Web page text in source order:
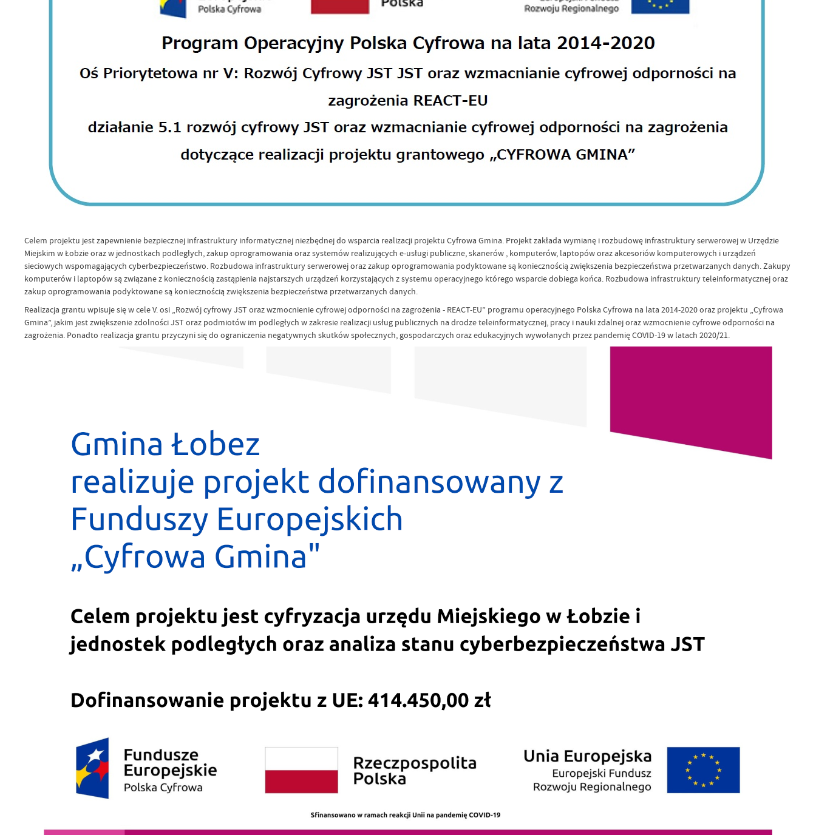
Celem projektu jest zapewnienie bezpiecznej infrastruktury informatycznej niezbędnej do wsparcia realizacji projektu Cyfrowa Gmina. Projekt zakłada wymianę i rozbudowę infrastruktury serwerowej w Urzędzie
Miejskim w Łobzie oraz w jednostkach podległych, zakup oprogramowania oraz systemów realizujących e-usługi publiczne, skanerów , komputerów, laptopów oraz akcesoriów komputerowych i urządzeń
sieciowych wspomagających cyberbezpieczeństwo. Rozbudowa infrastruktury serwerowej oraz zakup oprogramowania podyktowane są koniecznością zwiększenia bezpieczeństwa przetwarzanych danych. Zakupy
komputerów i laptopów są związane z koniecznością zastąpienia najstarszych urządzeń korzystających z systemu operacyjnego którego wsparcie dobiega końca. Rozbudowa infrastruktury teleinformatycznej oraz
zakup oprogramowania podyktowane są koniecznością zwiększenia bezpieczeństwa przetwarzanych danych.
Realizacja grantu wpisuje się w cele V. osi „Rozwój cyfrowy JST oraz wzmocnienie cyfrowej odporności na zagrożenia - REACT-EU” programu operacyjnego Polska Cyfrowa na lata 2014-2020 oraz projektu „Cyfrowa
Gmina”, jakim jest zwiększenie zdolności JST oraz podmiotów im podległych w zakresie realizacji usług publicznych na drodze teleinformatycznej, pracy i nauki zdalnej oraz wzmocnienie cyfrowe odporności na
zagrożenia. Ponadto realizacja grantu przyczyni się do ograniczenia negatywnych skutków społecznych, gospodarczych oraz edukacyjnych wywołanych przez pandemię COVID-19 w latach 2020/21.